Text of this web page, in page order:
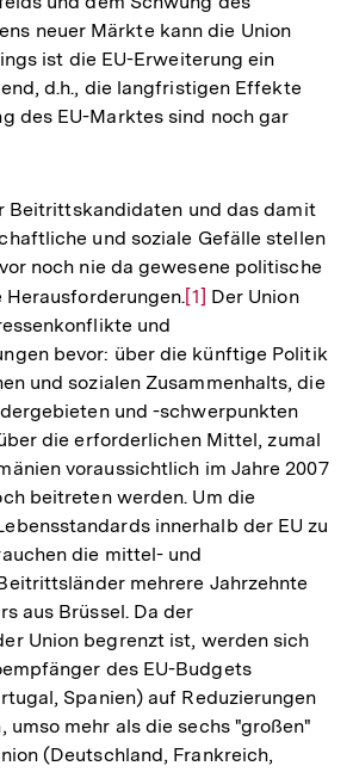
neuer Märkte kann die Union
ist die EU-Erweiterung ein
d.h., die langfristigen Effekte
des EU-Marktes sind noch gar
Beitrittskandidaten und das damit
und soziale Gefälle stellen
noch nie da gewesene politische
Zur
der
Fußnote
[1] Der Union
und
bevor: über die künftige Politik
und sozialen Zusammenhalts, die
und -schwerpunkten
die erforderlichen Mittel, zumal
voraussichtlich im Jahre 2007
beitreten werden. Um die
innerhalb der EU zu
die mittel- und
mehrere Jahrzehnte
aus Brüssel. Da der
Union begrenzt ist, werden sich
des EU-Budgets
Spanien) auf Reduzierungen
umso mehr als die sechs "großen"
(Deutschland, Frankreich,